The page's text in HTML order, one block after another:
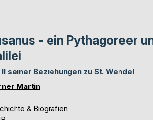
- ein Pythagoreer
II seiner Beziehungen zu St. Wendel
Martin
& Biografien